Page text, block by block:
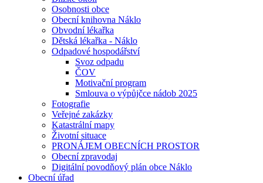
Osobnosti obce
Obecní knihovna Náklo
Obvodní lékařka
Dětská lékařka - Náklo
Odpadové hospodářství
Svoz odpadu
ČOV
Motivační program
Smlouva o výpůjčce nádob 2025
Fotografie
Veřejné zakázky
Katastrální mapy
Životní situace
PRONÁJEM OBECNÍCH PROSTOR
Obecní zpravodaj
Digitální povodňový plán obce Náklo
Obecní úřad